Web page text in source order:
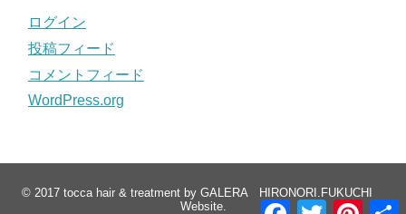
ログイン
投稿フィード
コメントフィード
WordPress.org
© 2017 tocca hair & treatment by GALERA HIRONORI.FUKUCHI
Website.
F
T
P